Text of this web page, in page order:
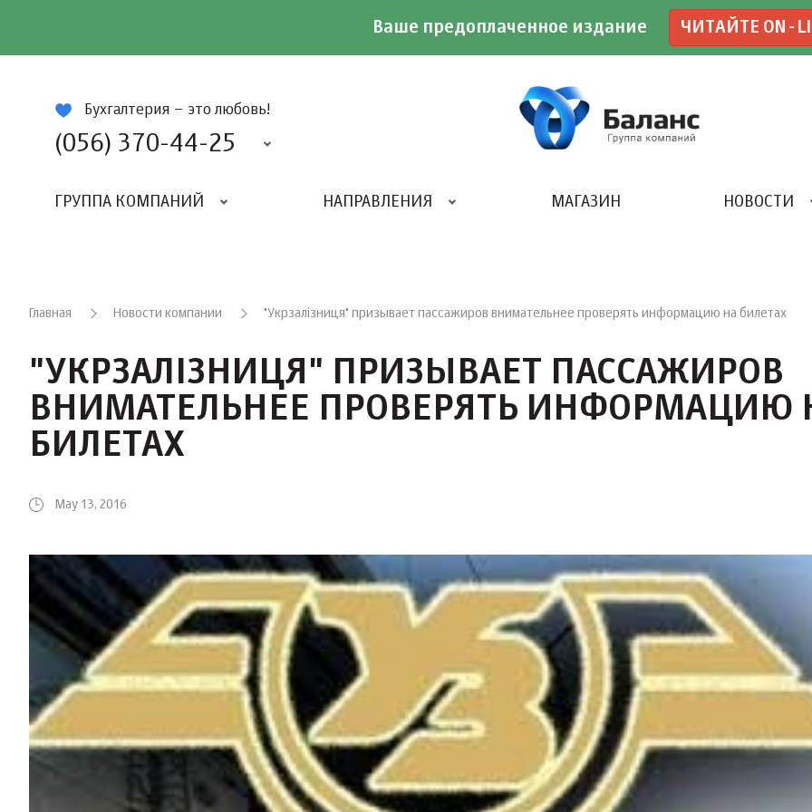
Ваше предоплаченное издание ЧИТАЙТЕ ON-
Бухгалтерия – это любовь!
(056) 370-44-25
ГРУППА КОМПАНИЙ НАПРАВЛЕНИЯ МАГАЗИН НОВОСТИ
Главная Новости компании "Укрзалізниця" призывает пассажиров внимательнее проверять информацию на билетах
"УКРЗАЛІЗНИЦЯ" ПРИЗЫВАЕТ ПАССАЖИРОВ
ВНИМАТЕЛЬНЕЕ ПРОВЕРЯТЬ ИНФОРМАЦИЮ
БИЛЕТАХ
May 13, 2016